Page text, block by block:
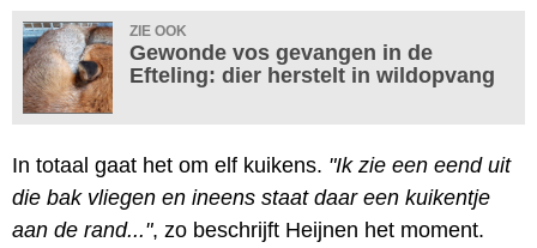
ZIE OOK
Gewonde vos gevangen in de
Efteling: dier herstelt in wildopvang
In totaal gaat het om elf kuikens. "Ik zie een eend uit
die bak vliegen en ineens staat daar een kuikentje
aan de rand...", zo beschrijft Heijnen het moment.